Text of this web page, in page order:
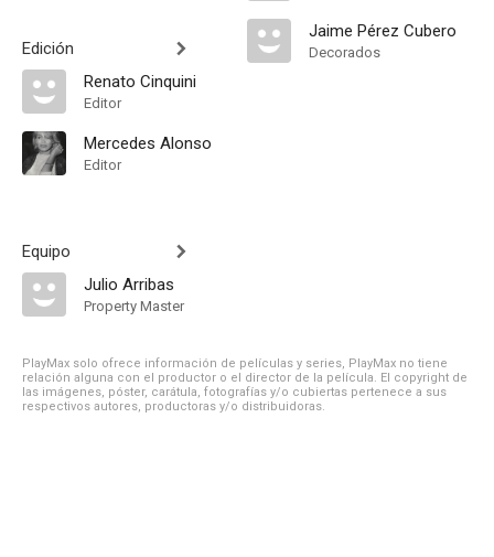
Edición
Renato Cinquini
Editor
Mercedes Alonso
Editor
Equipo
Julio Arribas
Property Master
Jaime Pérez Cubero
Decorados
PlayMax solo ofrece información de películas y series, PlayMax no tiene
relación alguna con el productor o el director de la película. El copyright de
las imágenes, póster, carátula, fotografías y/o cubiertas pertenece a sus
respectivos autores, productoras y/o distribuidoras.